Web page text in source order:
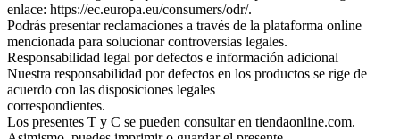
enlace: https://ec.europa.eu/consumers/odr/.
Podrás presentar reclamaciones a través de la plataforma online
mencionada para solucionar controversias legales.
Responsabilidad legal por defectos e información adicional
Nuestra responsabilidad por defectos en los productos se rige de
acuerdo con las disposiciones legales
correspondientes.
Los presentes T y C se pueden consultar en tiendaonline.com.